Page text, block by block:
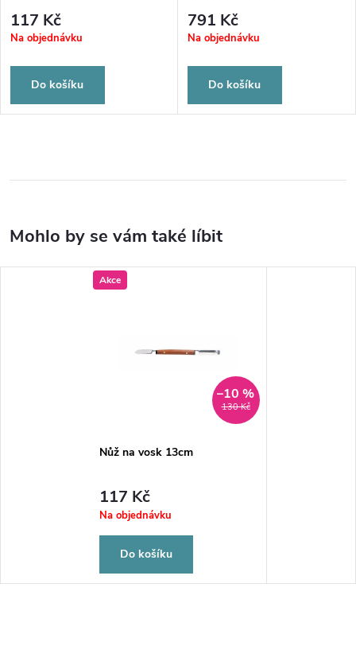
117 Kč
Na objednávku
Do košíku
791 Kč
Na objednávku
Do košíku
Akce
130 Kč
–10 %
Nůž na vosk 13cm
117 Kč
Na objednávku
Do košíku